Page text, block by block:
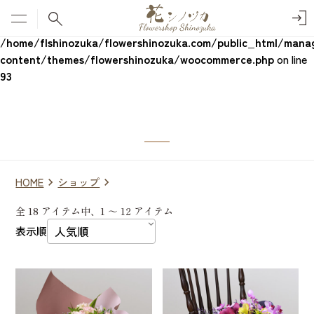
Warning
: Undefined variable $page_name in
/home/flshinozuka/flowershinozuka.com/public_html/
content/themes/flowershinozuka/woocommerce.phpon line
93
menu
HOME ショップ
全 18 アイテム中、1 ～ 12 アイテム